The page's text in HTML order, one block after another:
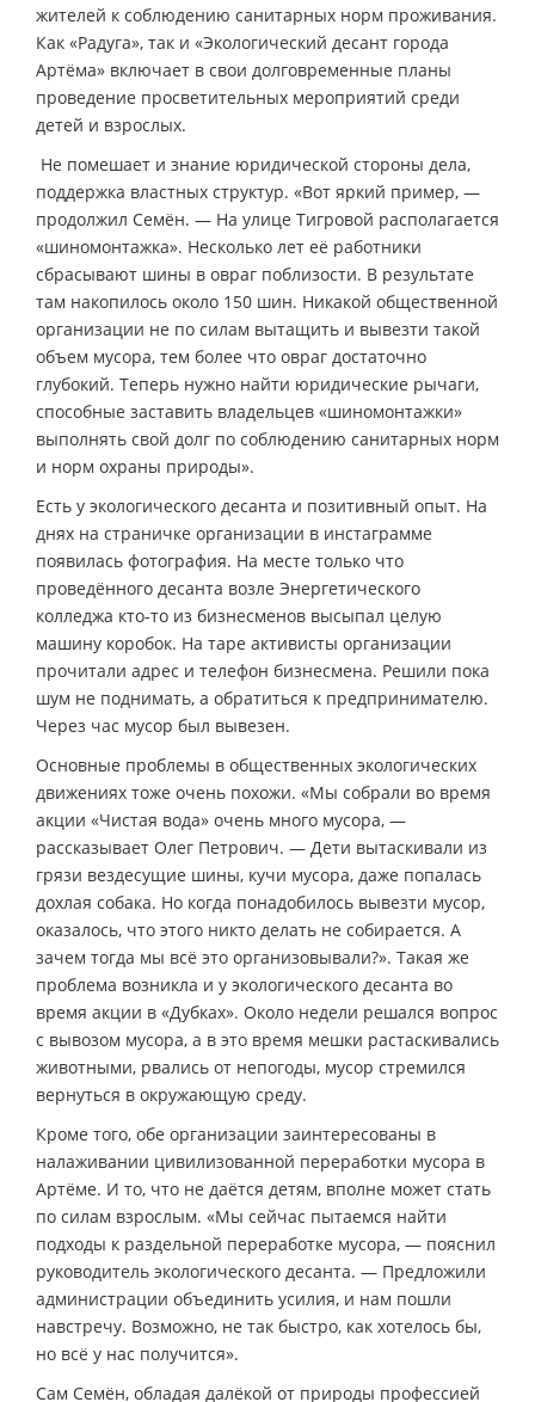
жителей к соблюдению санитарных норм проживания.
Как «Радуга», так и «Экологический десант города
Артёма» включает в свои долговременные планы
проведение просветительных мероприятий среди
детей и взрослых.
Не помешает и знание юридической стороны дела,
поддержка властных структур. «Вот яркий пример, —
продолжил Семён. — На улице Тигровой располагается
«шиномонтажка». Несколько лет её работники
сбрасывают шины в овраг поблизости. В результате
там накопилось около 150 шин. Никакой общественной
организации не по силам вытащить и вывезти такой
объем мусора, тем более что овраг достаточно
глубокий. Теперь нужно найти юридические рычаги,
способные заставить владельцев «шиномонтажки»
выполнять свой долг по соблюдению санитарных норм
и норм охраны природы».
Есть у экологического десанта и позитивный опыт. На
днях на страничке организации в инстаграмме
появилась фотография. На месте только что
проведённого десанта возле Энергетического
колледжа кто-то из бизнесменов высыпал целую
машину коробок. На таре активисты организации
прочитали адрес и телефон бизнесмена. Решили пока
шум не поднимать, а обратиться к предпринимателю.
Через час мусор был вывезен.
Основные проблемы в общественных экологических
движениях тоже очень похожи. «Мы собрали во время
акции «Чистая вода» очень много мусора, —
рассказывает Олег Петрович. — Дети вытаскивали из
грязи вездесущие шины, кучи мусора, даже попалась
дохлая собака. Но когда понадобилось вывезти мусор,
оказалось, что этого никто делать не собирается. А
зачем тогда мы всё это организовывали?». Такая же
проблема возникла и у экологического десанта во
время акции в «Дубках». Около недели решался вопрос
с вывозом мусора, а в это время мешки растаскивались
животными, рвались от непогоды, мусор стремился
вернуться в окружающую среду.
Кроме того, обе организации заинтересованы в
налаживании цивилизованной переработки мусора в
Артёме. И то, что не даётся детям, вполне может стать
по силам взрослым. «Мы сейчас пытаемся найти
подходы к раздельной переработке мусора, — пояснил
руководитель экологического десанта. — Предложили
администрации объединить усилия, и нам пошли
навстречу. Возможно, не так быстро, как хотелось бы,
но всё у нас получится».
Сам Семён, обладая далёкой от природы профессией